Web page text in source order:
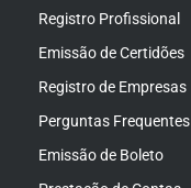
Registro Profissional
Emissão de Certidões
Registro de Empresas
Perguntas Frequentes
Emissão de Boleto